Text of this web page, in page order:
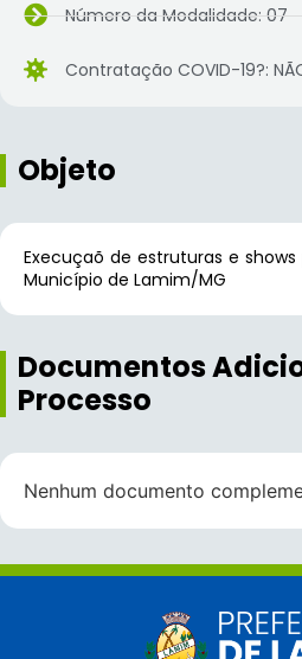
Número da Modalidade: 07
Contratação COVID-19?:
Objeto
Execuçaõ de estruturas e
Município de Lamim/MG
Documentos
Processo
Nenhum documento